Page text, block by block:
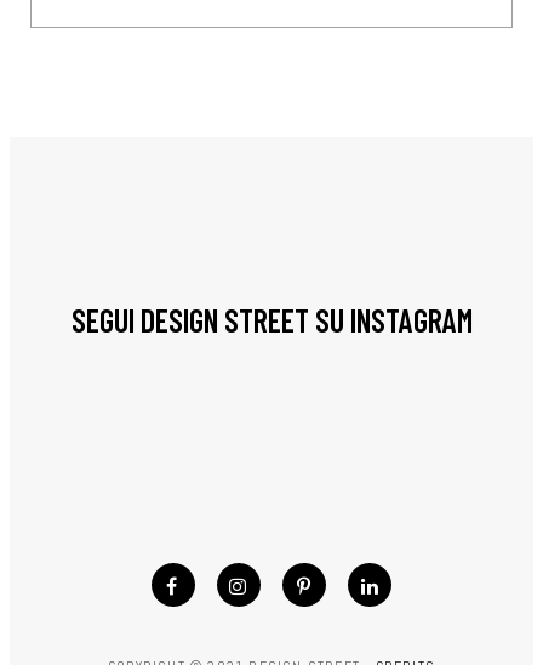
SEGUI DESIGN STREET SU INSTAGRAM